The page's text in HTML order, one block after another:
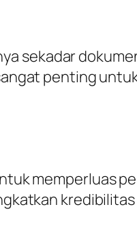
sekadar
penting
memperluas